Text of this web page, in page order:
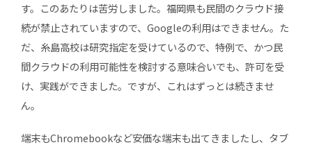
す。このあたりは苦労しました。福岡県も民間のクラウド接
続が禁止されていますので、Googleの利用はできません。た
だ、糸島高校は研究指定を受けているので、特例で、かつ民
間クラウドの利用可能性を検討する意味合いでも、許可を受
け、実践ができました。ですが、これはずっとは続きませ
ん。
端末もChromebookなど安価な端末も出てきましたし、タブ